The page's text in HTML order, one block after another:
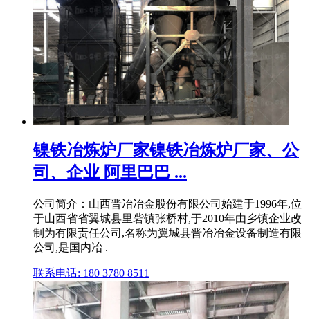
镍铁冶炼炉厂家镍铁冶炼炉厂家、公
司、企业 阿里巴巴 ...
公司简介：山西晋冶冶金股份有限公司始建于1996年,位
于山西省省翼城县里砦镇张桥村,于2010年由乡镇企业改
制为有限责任公司,名称为翼城县晋冶冶金设备制造有限
公司,是国内冶 .
联系电话: 180 3780 8511